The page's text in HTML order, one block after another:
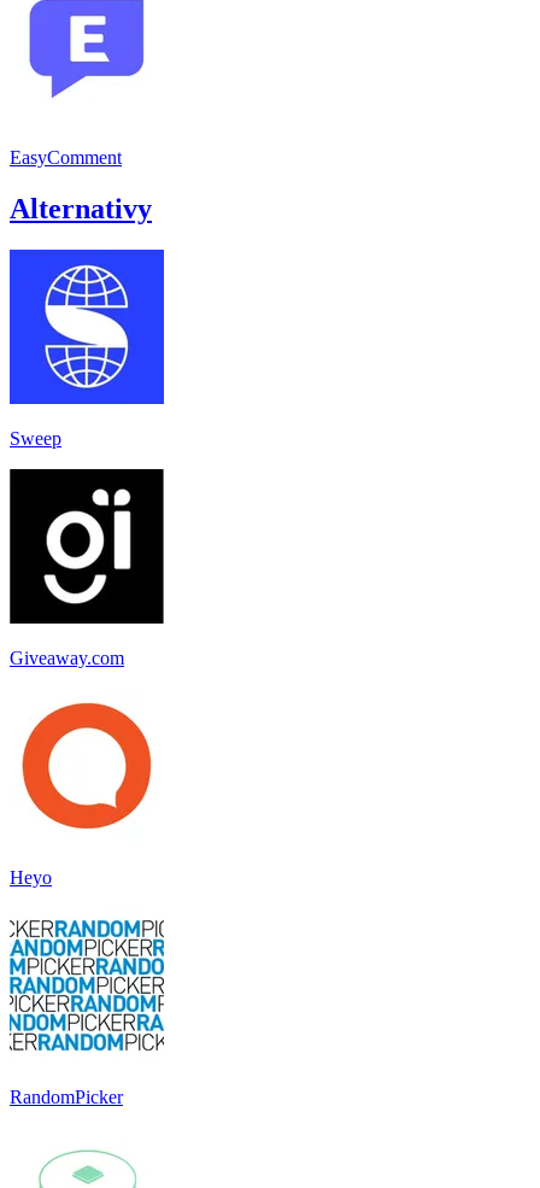
EasyComment
Alternativy
Sweep
Giveaway.com
Heyo
RandomPicker